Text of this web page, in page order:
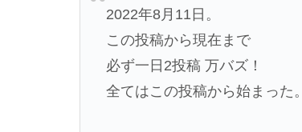
2022年8月11日。
この投稿から現在まで
必ず一日2投稿 万バズ！
全てはこの投稿から始まった。